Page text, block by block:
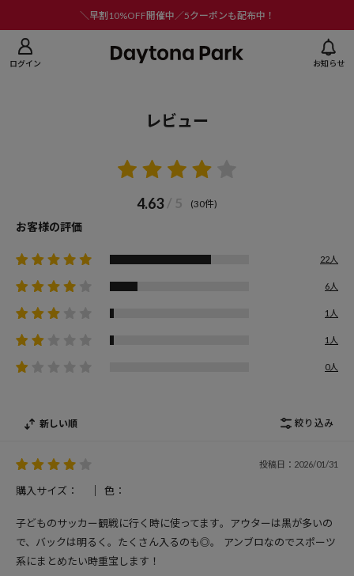
＼早割10%OFF開催中／5クーポンも配布中！
ログイン お知らせ
レビュー
4.63 / 5 (30件)
お客様の評価
22人
6人
1人
1人
0人
新しい順 絞り込み
投稿日：2026/01/31
購入サイズ： 色：
子どものサッカー観戦に行く時に使ってます。アウターは黒が多いの
で、バックは明るく。たくさん入るのも◎。 アンブロなのでスポーツ
系にまとめたい時重宝します！